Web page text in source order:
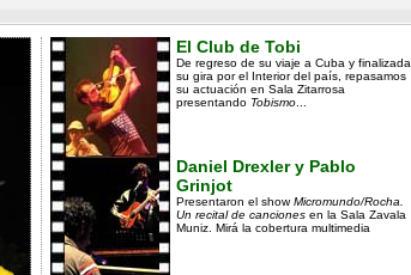
El Club de Tobi
De regreso de su viaje a Cuba y finalizada
su gira por el Interior del país, repasamos
su actuación en Sala Zitarrosa
presentando Tobismo
Daniel Drexler y Pablo
Grinjot
Presentaron el showMicromundo/Rocha.
Un recital de canciones en la Sala Zavala
Muniz. Mirá la cobertura multimedia